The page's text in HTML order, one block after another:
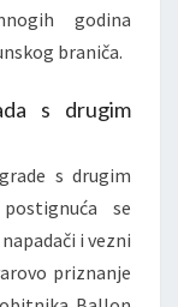
godina
braniča.
s drugim
s drugim
se
i vezni
priznanje